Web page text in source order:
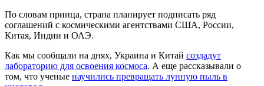
По словам принца, страна планирует подписать ряд
соглашений с космическими агентствами США, России,
Китая, Индии и ОАЭ.
Как мы сообщали на днях, Украина и Китай создадут
лабораторию для освоения космоса. А еще рассказывали о
том, что ученые научились превращать лунную пыль в